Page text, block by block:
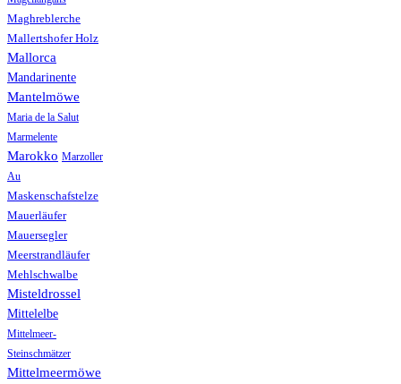
Maghreblerche
Mallertshofer Holz
Mallorca
Mandarinente
Mantelmöwe
Maria de la Salut
Marmelente
Marokko Marzoller
Au
Maskenschafstelze
Mauerläufer
Mauersegler
Meerstrandläufer
Mehlschwalbe
Misteldrossel
Mittelelbe
Mittelmeer-
Steinschmätzer
Mittelmeermöwe